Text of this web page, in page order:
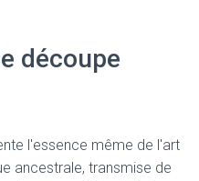
découpe
l'essence même de l'art
ancestrale, transmise de